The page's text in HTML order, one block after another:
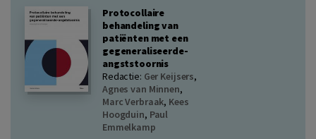
Protocollaire
behandeling van
patiënten met een
gegeneraliseerde-
angststoornis
Redactie: Ger Keijsers,
Agnes van Minnen,
Marc Verbraak, Kees
Hoogduin, Paul
Emmelkamp